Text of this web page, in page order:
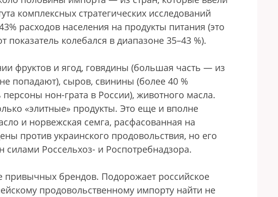
комплексных стратегических исследований
расходов населения на продукты питания (это
колебался в диапазоне 35–43 %).
фруктов и ягод, говядины (большая часть — из
попадают), сыров, свинины (более 40 %
нон-грата в России), животного масла.
«элитные» продукты. Это еще и вполне
и норвежская семга, расфасованная на
против украинского продовольствия, но его
силами Россельхоз- и Роспотребнадзора.
привычных брендов. Подорожает российское
продовольственному импорту найти не